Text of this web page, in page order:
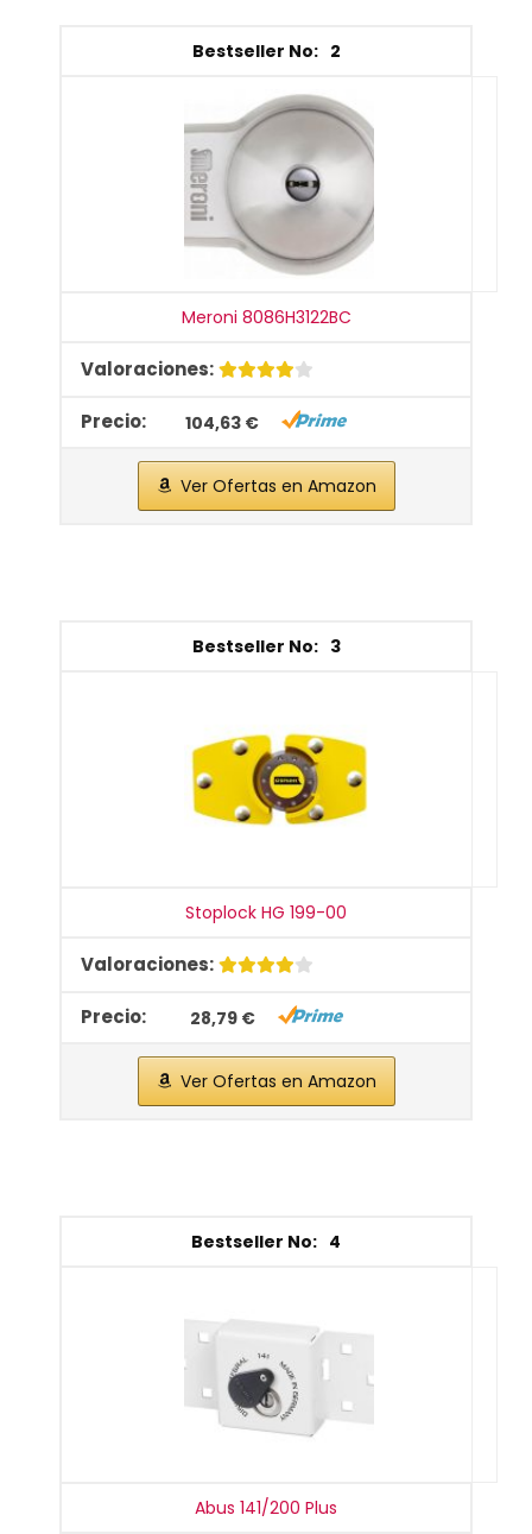
2
Meroni 8086H3122BC
104,63 €
Ver Ofertas en Amazon
3
Stoplock HG 199-00
28,79 €
Ver Ofertas en Amazon
4
Abus 141/200 Plus